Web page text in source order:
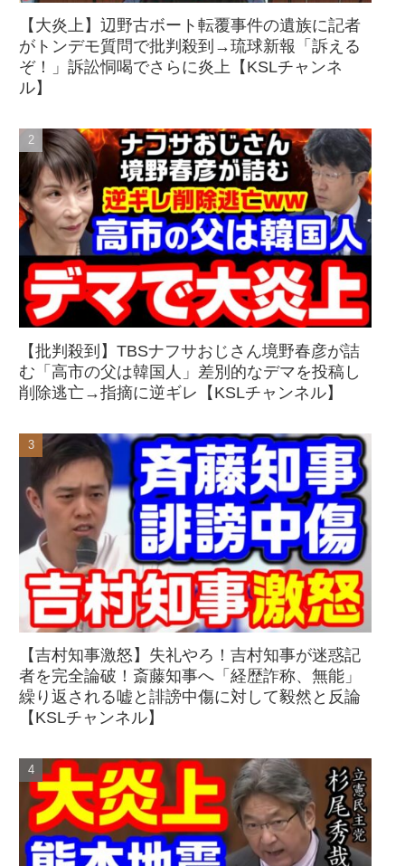
【大炎上】辺野古ボート転覆事件の遺族に記者
がトンデモ質問で批判殺到→琉球新報「訴える
ぞ！」訴訟恫喝でさらに炎上【KSLチャンネ
ル】
【批判殺到】TBSナフサおじさん境野春彦が詰
む「高市の父は韓国人」差別的なデマを投稿し
削除逃亡→指摘に逆ギレ【KSLチャンネル】
【吉村知事激怒】失礼やろ！吉村知事が迷惑記
者を完全論破！斎藤知事へ「経歴詐称、無能」
繰り返される嘘と誹謗中傷に対して毅然と反論
【KSLチャンネル】